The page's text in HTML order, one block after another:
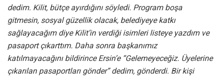
dedim. Kilit, bütçe ayırdığını söyledi. Program boşa
gitmesin, sosyal güzellik olacak, belediyeye katkı
sağlayacağım diye Kilit’in verdiği isimleri listeye yazdım ve
pasaport çıkarttım. Daha sonra başkanımız
katılmayacağını bildirince Ersin’e “Gelemeyeceğiz. Üyelerine
çıkarılan pasaportları gönder” dedim, gönderdi. Bir kişi